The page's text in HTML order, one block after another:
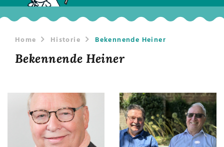
Home Historie Bekennende Heiner
Bekennende Heiner